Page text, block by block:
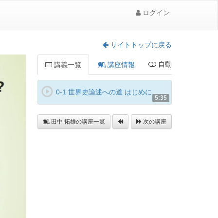
ログイン
サイトトップに戻る
講義一覧 講座情報 自動
5:35
0-1 世界史論述への道 はじめに
田中 拓雄の講座一覧 次の講座